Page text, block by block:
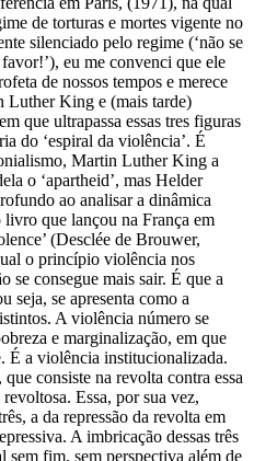
de torturas e mortes vigente no
silenciado pelo regime (‘não se
eu me convenci que ele
de nossos tempos e merece
Luther King e (mais tarde)
que ultrapassa essas tres figuras
do ‘espiral da violência’. É
Martin Luther King a
o ‘apartheid’, mas Helder
ao analisar a dinâmica
que lançou na França em
(Desclée de Brouwer,
o princípio violência nos
consegue mais sair. É que a
seja, se apresenta como a
A violência número se
e marginalização, em que
É a violência institucionalizada.
consiste na revolta contra essa
Essa, por sua vez,
a da repressão da revolta em
A imbricação dessas três
sem fim, sem perspectiva além de